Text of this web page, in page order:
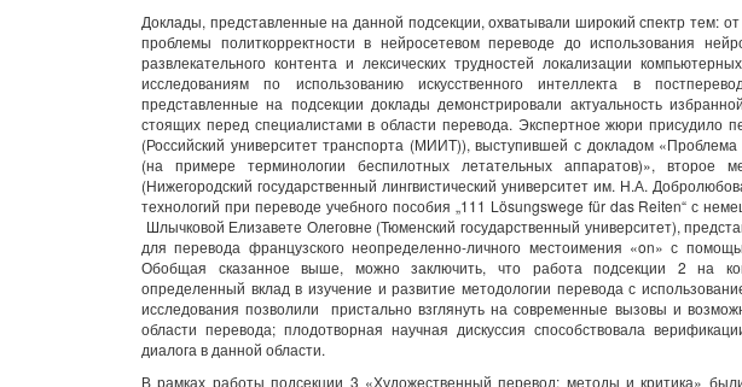
Доклады, представленные на данной подсекции, охватывали широкий спектр тем:
проблемы политкорректности в нейросетевом переводе до использования
развлекательного контента и лексических трудностей локализации
исследованиям по использованию искусственного интеллекта в
представленные на подсекции доклады демонстрировали актуальность
стоящих перед специалистами в области перевода. Экспертное жюри присудило
(Российский университет транспорта (МИИТ)), выступившей с докладом
(на примере терминологии беспилотных летательных аппаратов)», второе
(Нижегородский государственный лингвистический университет им. Н.А.
технологий при переводе учебного пособия „111 Lösungswege für das Reiten“ с
Шлычковой Елизавете Олеговне (Тюменский государственный университет),
для перевода французского неопределенно-личного местоимения «on» с
Обобщая сказанное выше, можно заключить, что работа подсекции 2 на
определенный вклад в изучение и развитие методологии перевода с
исследования позволили пристально взглянуть на современные вызовы и
области перевода; плодотворная научная дискуссия способствовала
диалога в данной области.
В рамках работы подсекции 3 «Художественный перевод: методы и критика»